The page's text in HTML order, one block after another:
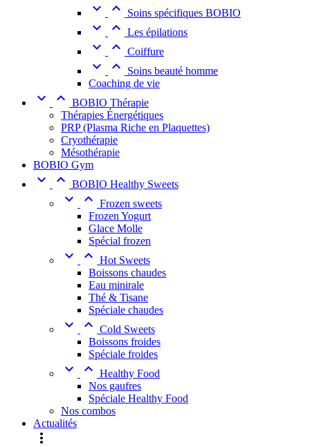
  Soins spécifiques BOBIO
  Les épilations
  Coiffure
 
Soins beauté homme
Coaching de vie
  BOBIO Thérapie
Thérapies Énergétiques
PRP (Plasma Riche en Plaquettes)
Cryothérapie
Mésothérapie
BOBIO Gym
  BOBIO Healthy Sweets
  Frozen sweets
Frozen Yogurt
Glace Molle
Spécial frozen
  Hot Sweets
Boissons chaudes
Eau minirale
Thé & Tisane
Spéciale chaudes
  Cold Sweets
Boissons froides
Spéciale froides
  Healthy Food
Nos gaufres
Spéciale Healthy Food
Nos combos
Actualités
